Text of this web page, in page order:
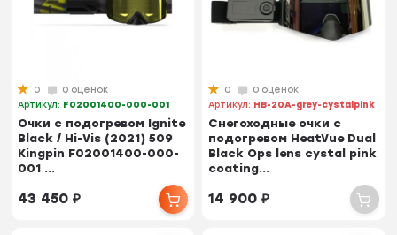
0
0 оценок
Артикул: F02001400-000-001
Очки с подогревом Ignite
Black / Hi-Vis (2021) 509
Kingpin F02001400-000-
001 ...
43 450₽
0
0 оценок
Артикул: HB-20A-grey-cystalpink
Снегоходные очки с
подогревом HeatVue Dual
Black Ops lens cystal pink
coating...
14 900₽